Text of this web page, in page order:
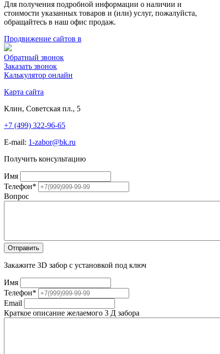
Для получения подробной информации о наличии и
стоимости указанных товаров и (или) услуг, пожалуйста,
обращайтесь в наш офис продаж.
Продвижение сайтов в
Обратный звонок
Заказать звонок
Калькулятор онлайн
Карта сайта
Клин, Советская пл., 5
+7 (499) 322-96-65
E-mail: 1-zabor@bk.ru
Получить консультацию
Имя
Телефон*
Вопрос
Закажите 3D забор с установкой под ключ
Имя
Телефон*
Email
Краткое описание желаемого 3 Д забора